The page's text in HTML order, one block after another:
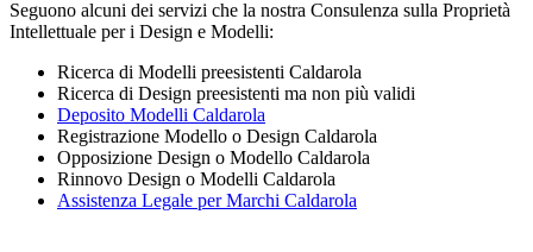
Seguono alcuni dei servizi che la nostra Consulenza sulla Proprietà
Intellettuale per i Design e Modelli:
Ricerca di Modelli preesistenti Caldarola
Ricerca di Design preesistenti ma non più validi
Deposito Modelli Caldarola
Registrazione Modello o Design Caldarola
Opposizione Design o Modello Caldarola
Rinnovo Design o Modelli Caldarola
Assistenza Legale per Marchi Caldarola